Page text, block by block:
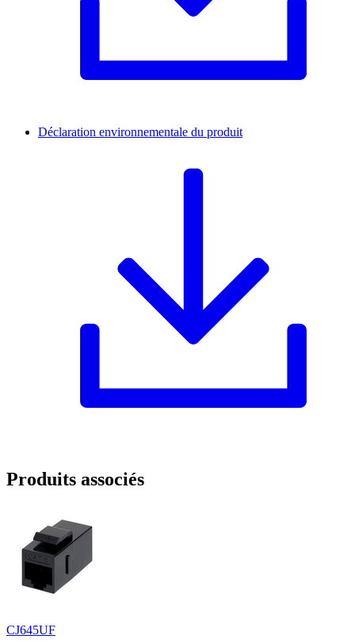
Déclaration environnementale du produit
Produits associés
CJ645UF